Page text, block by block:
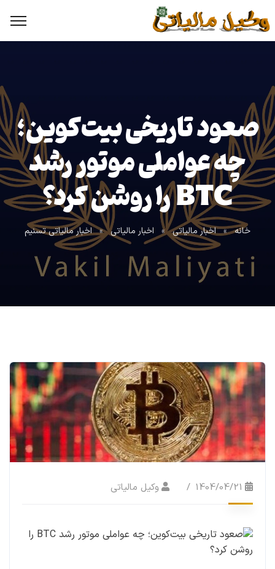
صعود تاریخی بیت‌کوین؛
چه عواملی موتور رشد
BTC را روشن کرد؟
خانه » اخبار مالیاتی » اخبار مالیاتی » اخبار مالیاتی تسنیم
1404/04/21 وکیل مالیاتی